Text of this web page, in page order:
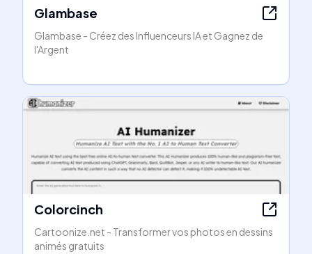
Glambase
Glambase - Créez des Influenceurs IA et Gagnez de
l'Argent
Colorcinch
Cartoonize.net - Transformer vos photos en dessins
animés gratuits